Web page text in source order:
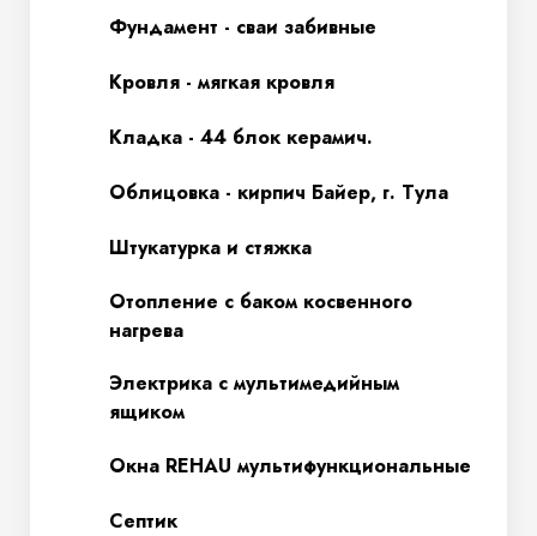
Фундамент - сваи забивные
Кровля - мягкая кровля
Кладка - 44 блок керамич.
Облицовка - кирпич Байер, г. Тула
Штукатурка и стяжка
Отопление с баком косвенного
нагрева
Электрика с мультимедийным
ящиком
Окна REHAU мультифункциональные
Септик